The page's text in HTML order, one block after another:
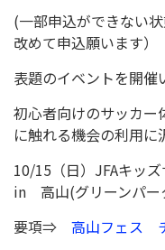
(一部申込ができない
改めて申込願います）
表題のイベントを開催
初心者向けのサッカー
に触れる機会の利用に
10/15（日）JFAキッ
in 高山(グリーンパー
要項⇒ 高山フェス